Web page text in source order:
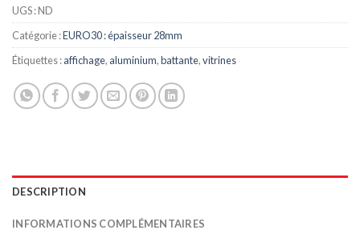
UGS :ND
Catégorie :EURO30 : épaisseur 28mm
Étiquettes :affichage, aluminium,battante,vitrines
DESCRIPTION
INFORMATIONS COMPLÉMENTAIRES